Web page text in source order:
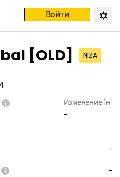
Войти
[OLD] NIZA
Изменение 1н
-
-
-